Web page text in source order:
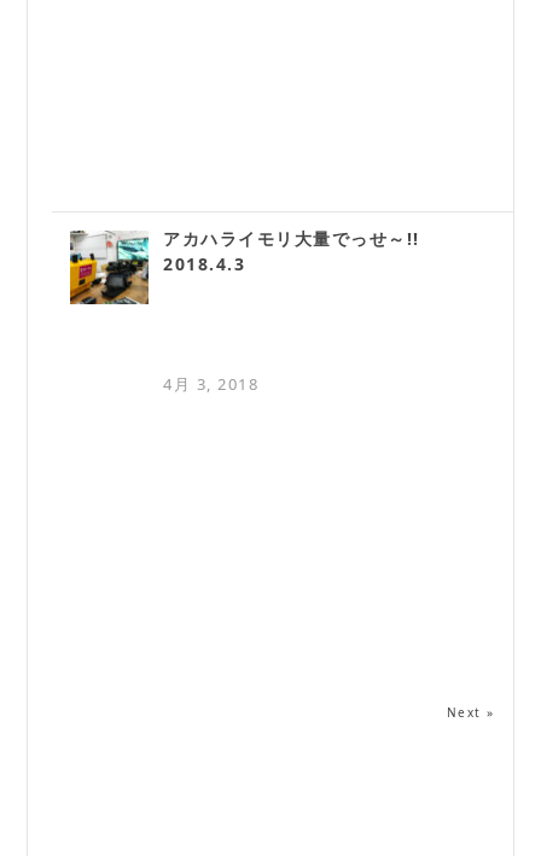
アカハライモリ大量でっせ～!!
2018.4.3
4月 3, 2018
Next »